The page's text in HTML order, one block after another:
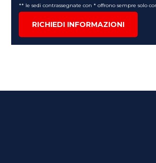
** le sedi contrassegnate con * offrono sempre solo
RICHIEDI INFORMAZIONI